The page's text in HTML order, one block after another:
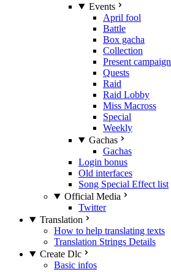
Events
April fool
Battle
Box gacha
Collection
Present campaign
Quests
Raid
Raid Lobby
Miss Macross
Special
Weekly
Gachas
Gachas
Login bonus
Old interfaces
Song Special Effect list
Official Media
Twitter
Translation
How to help translating texts
Translation Strings Details
Create Dlc
Basic infos